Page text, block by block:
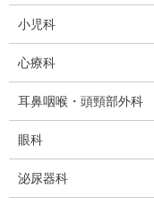
小児科
心療科
耳鼻咽喉・頭頸部外科
眼科
泌尿器科